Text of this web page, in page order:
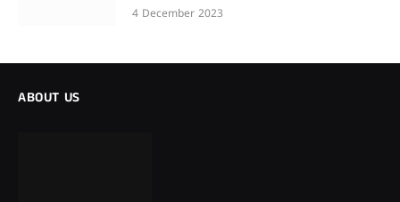
4 December 2023
ABOUT US